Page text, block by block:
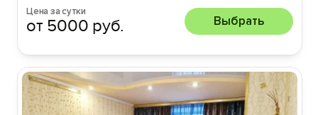
Цена за сутки
от 5000 руб. Выбрать